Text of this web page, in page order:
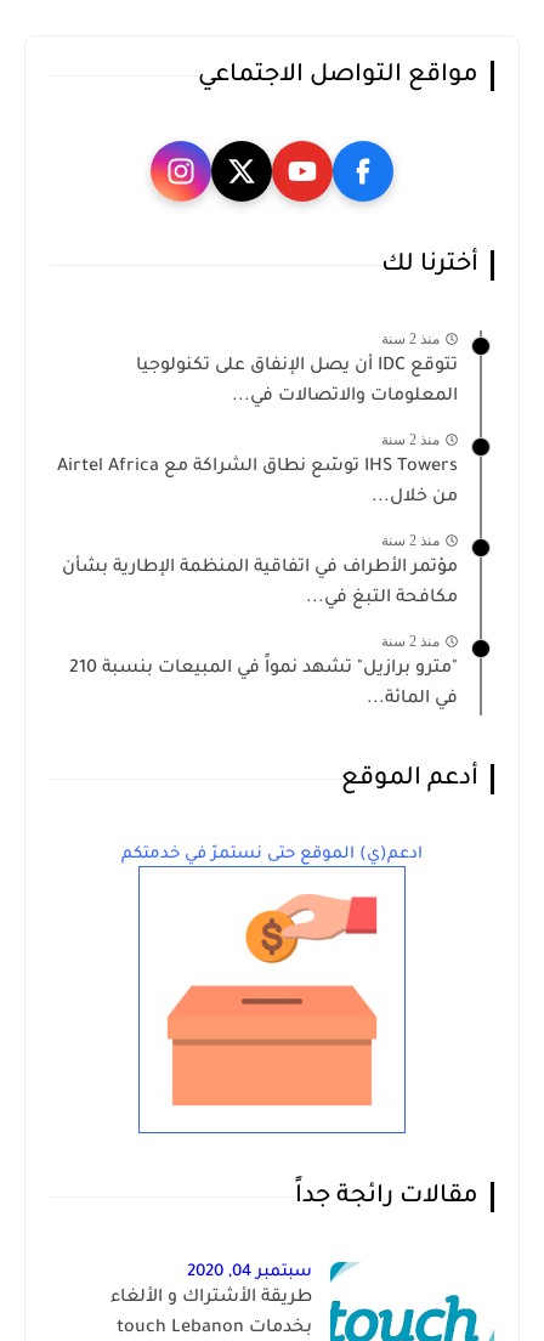
مواقع التواصل الاجتماعي
أخترنا لك
منذ 2 سنة
تتوقع IDC أن يصل الإنفاق على تكنولوجيا
المعلومات والاتصالات في...
منذ 2 سنة
IHS Towers توسّع نطاق الشراكة مع Airtel Africa
من خلال...
منذ 2 سنة
مؤتمر الأطراف في اتفاقية المنظمة الإطارية بشأن
مكافحة التبغ في...
منذ 2 سنة
"مترو برازيل" تشهد نمواً في المبيعات بنسبة 210
في المائة...
أدعم الموقع
ادعم(ي) الموقع حتى نستمرّ في خدمتكم
مقالات رائجة جداً
سبتمبر 04, 2020
طريقة الأشتراك و الألغاء
بخدمات touch Lebanon